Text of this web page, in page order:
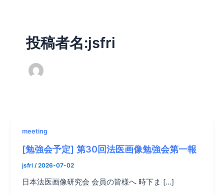
投稿者名:jsfri
meeting
[勉強会予定] 第30回法医画像勉強会第一報
jsfri/2026-07-02
日本法医画像研究会 会員の皆様へ 時下ま […]